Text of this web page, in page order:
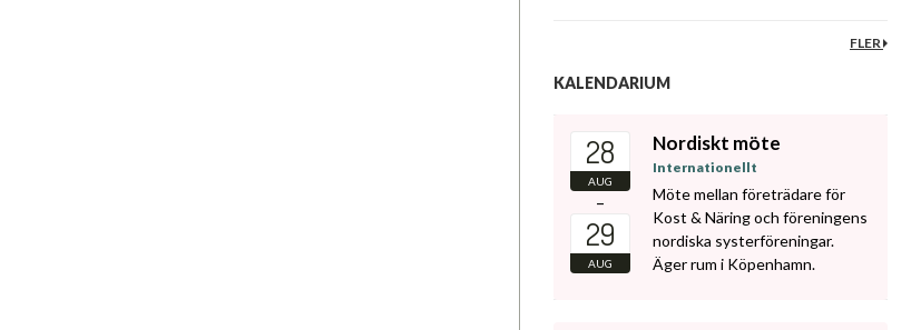
FLER
KALENDARIUM
28
AUG
–
29
AUG
Nordiskt möte
Internationellt
Möte mellan företrädare för
Kost & Näring och föreningens
nordiska systerföreningar.
Äger rum i Köpenhamn.